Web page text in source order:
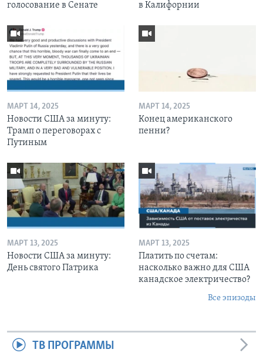
голосование в Сенате
в Калифорнии
МАРТ 14, 2025
Новости США за минуту:
Трамп о переговорах с
Путиным
МАРТ 14, 2025
Конец американского
пенни?
МАРТ 13, 2025
Новости США за минуту:
День святого Патрика
МАРТ 13, 2025
Платить по счетам:
насколько важно для США
канадское электричество?
Все эпизоды
ТВ ПРОГРАММЫ